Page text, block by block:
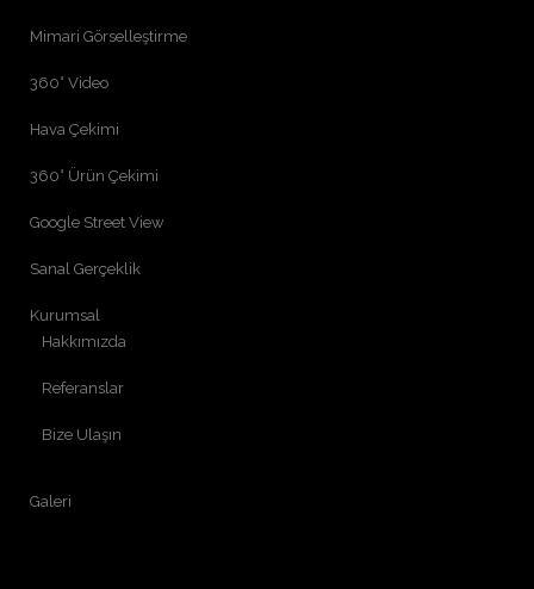
Mimari Görselleştirme
360° Video
Hava Çekimi
360° Ürün Çekimi
Google Street View
Sanal Gerçeklik
Kurumsal
Hakkımızda
Referanslar
Bize Ulaşın
Galeri